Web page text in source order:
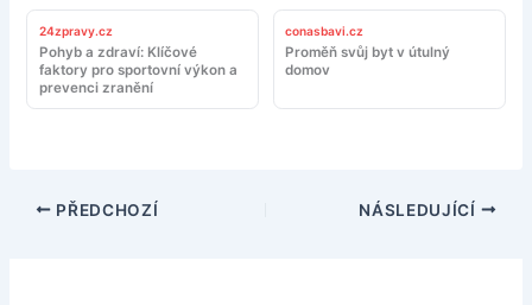
24zpravy.cz
Pohyb a zdraví: Klíčové
faktory pro sportovní výkon a
prevenci zranění
conasbavi.cz
Proměň svůj byt v útulný
domov
PŘEDCHOZÍ NÁSLEDUJÍCÍ